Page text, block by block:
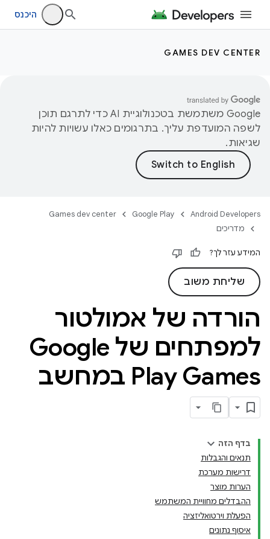
היכנס
GAMES DEV CENTER
‫Google משתמשת בטכנולוגיית AI כדי לתרגם תוכן
לשפה המועדפת עליך. בתרגומים כאלו עשויות להיות
שגיאות.
Android Developers
Google Play
Games dev center
מדריכים
המידע עזר לך?
שליחת משוב
הורדה של אמולטור
למפתחים של Google
Play Games במחשב
בדף הזה
תנאים והגבלות
דרישות מערכת
הערות מוצר
ההבדלים מחוויית המשתמש
הפעלת וירטואליזציה
איסוף נתונים